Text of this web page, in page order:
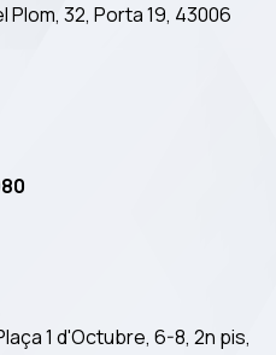
Plom, 32, Porta 19, 43006
1 d'Octubre, 6-8, 2n pis,